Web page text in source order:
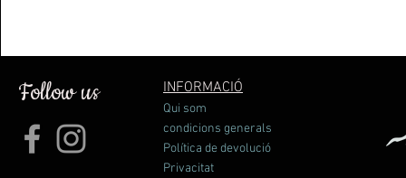
Follow us INFORMACIÓ
Qui som
condicions generals
Política de devolució
Privacitat